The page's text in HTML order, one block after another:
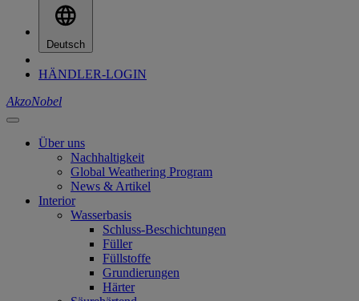
Deutsch
HÄNDLER-LOGIN
AkzoNobel
Über uns
Nachhaltigkeit
Global Weathering Program
News & Artikel
Interior
Wasserbasis
Schluss-Beschichtungen
Füller
Füllstoffe
Grundierungen
Härter